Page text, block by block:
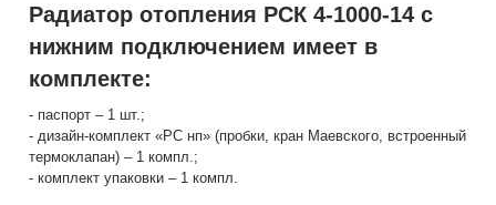
Радиатор отопления РСК 4-1000-14 с
нижним подключением имеет в
комплекте:
- паспорт – 1 шт.;
- дизайн-комплект «РС нп» (пробки, кран Маевского, встроенный
термоклапан) – 1 компл.;
- комплект упаковки – 1 компл.